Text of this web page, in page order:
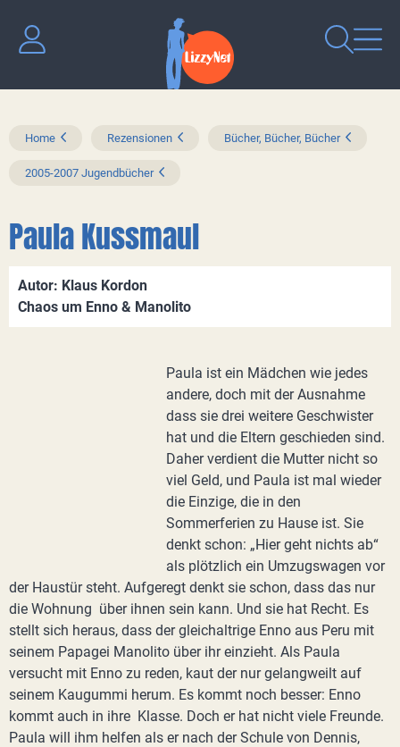
Home Rezensionen Bücher, Bücher, Bücher
2005-2007 Jugendbücher
Paula Kussmaul
Autor: Klaus Kordon
Chaos um Enno & Manolito
Paula ist ein Mädchen wie jedes
andere, doch mit der Ausnahme
dass sie drei weitere Geschwister
hat und die Eltern geschieden sind.
Daher verdient die Mutter nicht so
viel Geld, und Paula ist mal wieder
die Einzige, die in den
Sommerferien zu Hause ist. Sie
denkt schon: „Hier geht nichts ab“
als plötzlich ein Umzugswagen vor
der Haustür steht. Aufgeregt denkt sie schon, dass das nur
die Wohnung über ihnen sein kann. Und sie hat Recht. Es
stellt sich heraus, dass der gleichaltrige Enno aus Peru mit
seinem Papagei Manolito über ihr einzieht. Als Paula
versucht mit Enno zu reden, kaut der nur gelangweilt auf
seinem Kaugummi herum. Es kommt noch besser: Enno
kommt auch in ihre Klasse. Doch er hat nicht viele Freunde.
Paula will ihm helfen als er nach der Schule von Dennis,